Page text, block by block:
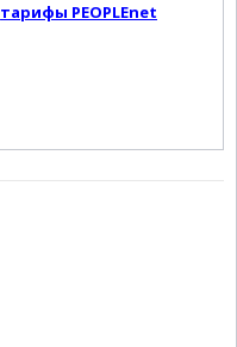
тарифы PEOPLEnet